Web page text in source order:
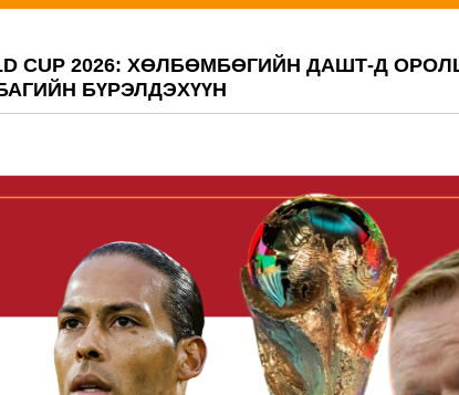
CUP 2026: ХӨЛБӨМБӨГИЙН ДАШТ-Д
БҮРЭЛДЭХҮҮН